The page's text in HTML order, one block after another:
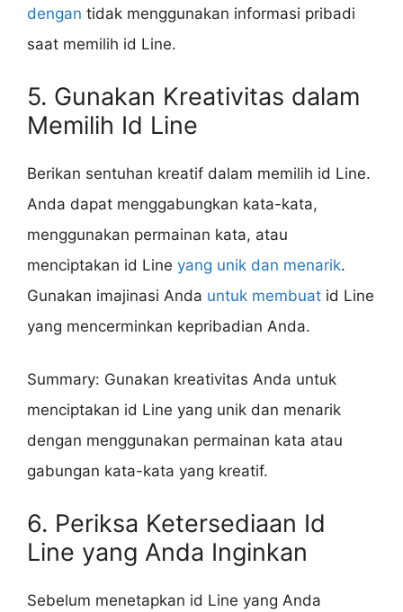
dengan tidak menggunakan informasi pribadi
saat memilih id Line.
5. Gunakan Kreativitas dalam
Memilih Id Line
Berikan sentuhan kreatif dalam memilih id Line.
Anda dapat menggabungkan kata-kata,
menggunakan permainan kata, atau
menciptakan id Line yang unik dan menarik.
Gunakan imajinasi Anda untuk membuat id Line
yang mencerminkan kepribadian Anda.
Summary: Gunakan kreativitas Anda untuk
menciptakan id Line yang unik dan menarik
dengan menggunakan permainan kata atau
gabungan kata-kata yang kreatif.
6. Periksa Ketersediaan Id
Line yang Anda Inginkan
Sebelum menetapkan id Line yang Anda